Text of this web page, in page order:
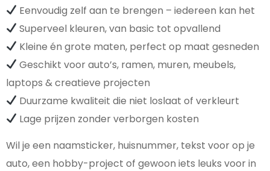
Eenvoudig zelf aan te brengen – iedereen kan het
Superveel kleuren, van basic tot opvallend
Kleine én grote maten, perfect op maat gesneden
Geschikt voor auto’s, ramen, muren, meubels,
laptops & creatieve projecten
Duurzame kwaliteit die niet loslaat of verkleurt
Lage prijzen zonder verborgen kosten
Wil je een naamsticker, huisnummer, tekst voor op je
auto, een hobby-project of gewoon iets leuks voor in